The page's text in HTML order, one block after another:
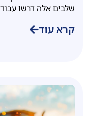
שלבים אלה דרשו
קרא עוד